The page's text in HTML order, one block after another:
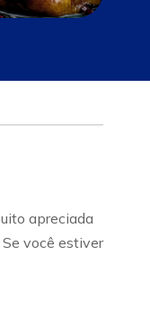
apreciada
você estiver